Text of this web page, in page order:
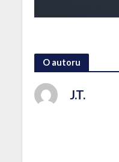
O autoru
J.T.